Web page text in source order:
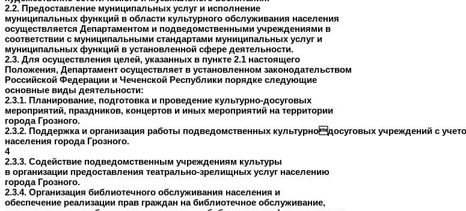
2.2. Предоставление муниципальных услуг и исполнение
муниципальных функций в области культурного обслуживания населения
осуществляется Департаментом и подведомственными учреждениями в
соответствии с муниципальными стандартами муниципальных услуг и
муниципальных функций в установленной сфере деятельности.
2.3. Для осуществления целей, указанных в пункте 2.1 настоящего
Положения, Департамент осуществляет в установленном законодательством
Российской Федерации и Чеченской Республики порядке следующие
основные виды деятельности:
2.3.1. Планирование, подготовка и проведение культурно-досуговых
мероприятий, праздников, концертов и иных мероприятий на территории
города Грозного.
2.3.2. Поддержка и организация работы подведомственных культурнодосуговых учреждений с
населения города Грозного.
4
2.3.3. Содействие подведомственным учреждениям культуры
в организации предоставления театрально-зрелищных услуг населению
города Грозного.
2.3.4. Организация библиотечного обслуживания населения и
обеспечение реализации прав граждан на библиотечное обслуживание,